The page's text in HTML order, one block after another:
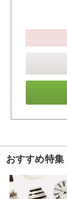
おすすめ特集